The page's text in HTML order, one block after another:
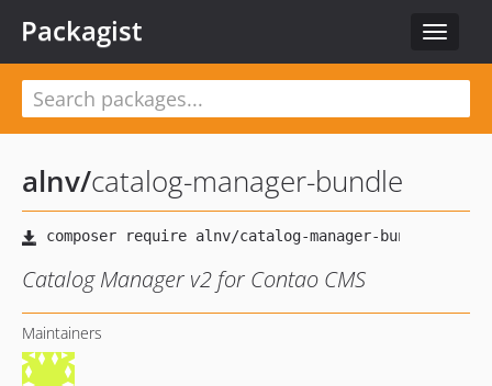
Toggle
Packagist
alnv/catalog-manager-bundle
Catalog Manager v2 for Contao CMS
Maintainers